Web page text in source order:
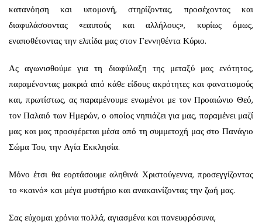
κατανόηση και υπομονή, στηρίζοντας, προσέχοντας και
διαφυλάσσοντας «εαυτούς και αλλήλους», κυρίως όμως,
εναποθέτοντας την ελπίδα μας στον Γεννηθέντα Κύριο.
Ας αγωνισθούμε για τη διαφύλαξη της μεταξύ μας ενότητος,
παραμένοντας μακριά από κάθε είδους ακρότητες και φανατισμούς
και, πρωτίστως, ας παραμένουμε ενωμένοι με τον Προαιώνιο Θεό,
τον Παλαιό των Ημερών, ο οποίος νηπιάζει για μας, παραμένει μαζί
μας και μας προσφέρεται μέσα από τη συμμετοχή μας στο Πανάγιο
Σώμα Του, την Αγία Εκκλησία.
Μόνο έτσι θα εορτάσουμε αληθινά Χριστούγεννα, προσεγγίζοντας
το «καινό» και μέγα μυστήριο και ανακαινίζοντας την ζωή μας.
Σας εύχομαι χρόνια πολλά, αγιασμένα και πανευφρόσυνα,